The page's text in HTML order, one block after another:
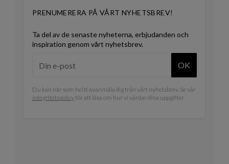
PRENUMERERA PÅ VÅRT NYHETSBREV!
Ta del av de senaste nyheterna, erbjudanden och
inspiration genom vårt nyhetsbrev.
OK
Du kan när som helst avanmäla dig från vårt nyhetsbrev. Se vår
integritetspolicyför att läsa om hur vi vårdar dina uppgifter.